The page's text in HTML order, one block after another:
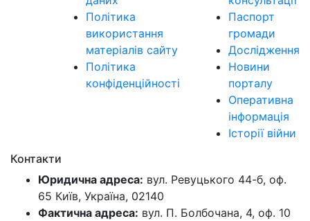
Політика
використання
матеріалів сайту
Політика
конфіденційності
Паспорт
громади
Дослідження
Новини
порталу
Оперативна
інформація
Історії війни
Контакти
Юридична адреса: вул. Ревуцького 44-б, оф.
65 Київ, Україна, 02140
Фактична адреса: вул. П. Болбочана, 4, оф. 10